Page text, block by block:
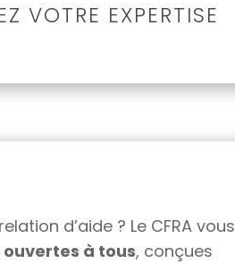
VOTRE EXPERTISE
d’aide ? Le CFRA vous
à tous, conçues